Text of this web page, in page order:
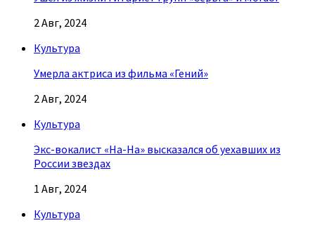
2 Авг, 2024
Культура
Умерла актриса из фильма «Гений»
2 Авг, 2024
Культура
Экс-вокалист «На-На» высказался об уехавших из
России звездах
1 Авг, 2024
Культура